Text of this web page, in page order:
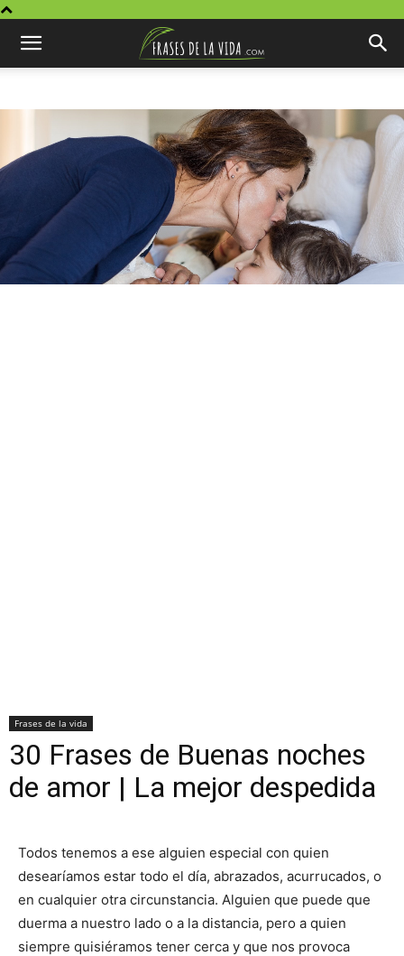
Frases de la vida
30 Frases de Buenas noches
de amor | La mejor despedida
Todos tenemos a ese alguien especial con quien
desearíamos estar todo el día, abrazados, acurrucados, o
en cualquier otra circunstancia. Alguien que puede que
duerma a nuestro lado o a la distancia, pero a quien
siempre quisiéramos tener cerca y que nos provoca